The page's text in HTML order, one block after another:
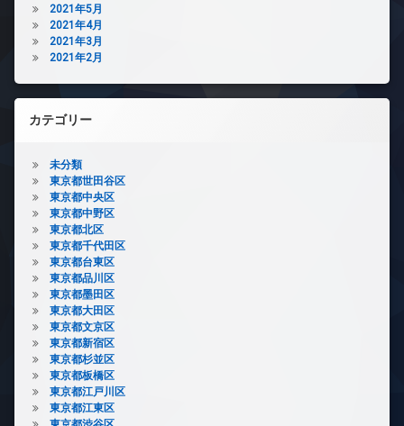
2021年5月
2021年4月
2021年3月
2021年2月
カテゴリー
未分類
東京都世田谷区
東京都中央区
東京都中野区
東京都北区
東京都千代田区
東京都台東区
東京都品川区
東京都墨田区
東京都大田区
東京都文京区
東京都新宿区
東京都杉並区
東京都板橋区
東京都江戸川区
東京都江東区